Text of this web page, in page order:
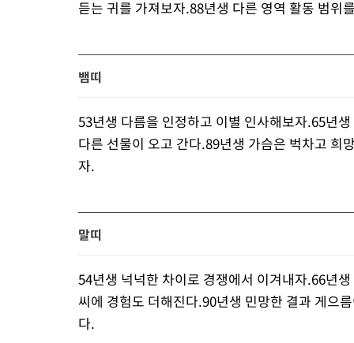
듣는 귀를 가져보자.88년생 다른 영역 활동 범위
뱀띠
53년생 다름을 인정하고 이별 인사해보자.65년
다른 선물이 오고 간다.89년생 가슴은 벅차고 희
자.
말띠
54년생 넉넉한 차이로 경쟁에서 이겨내자.66년
씨에 경험도 더해진다.90년생 민망한 결과 게으
다.